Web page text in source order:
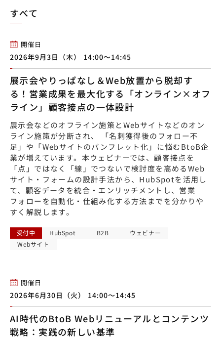
すべて
開催日
2026年9月3日（木） 14:00〜14:45
展示会やりっぱなし＆Web放置から脱却す
る！営業成果を最大化する「オンライン×オフ
ライン」顧客接点の一体設計
展示会などのオフライン施策とWebサイトなどのオン
ライン施策が分断され、 「名刺獲得後のフォロー不
足」や「Webサイトのパンフレット化」に悩むBtoB企
業が増えています。本ウェビナーでは、顧客接点を
「点」ではなく「線」でつないで検討度を高めるWeb
サイト・フォームの設計手法から、HubSpotを活用し
て、顧客データを統合・エンリッチメントし、営業
フォローを自動化・仕組み化する方法までを分かりや
すく解説します。
受付中 HubSpot B2B
ウェビナー
Webサイト
開催日
2026年6月30日（火） 14:00〜14:45
AI時代のBtoB Webリニューアルとコンテンツ
戦略：実践の新しい基準